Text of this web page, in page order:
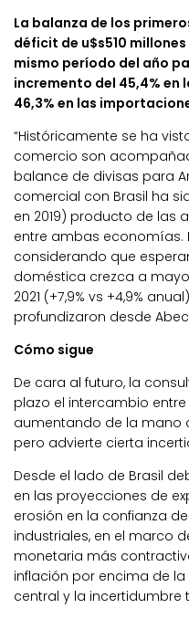
La balanza de los
déficit de u$s510
mismo período del año
incremento del 45,4% en
46,3% en las
“Históricamente se ha
comercio son
balance de divisas para
comercial con Brasil ha
en 2019) producto de las
entre ambas economías.
considerando que
doméstica crezca a
2021 (+7,9% vs +4,9%
profundizaron desde
Cómo sigue
De cara al futuro, la
plazo el intercambio
aumentando de la mano
pero advierte cierta
Desde el lado de Brasil
en las proyecciones de
erosión en la confianza
industriales, en el marco
monetaria más
inflación por encima de
central y la incertidumbre